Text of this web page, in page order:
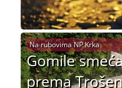
Gomile
prema
Na rubovima NP Krka